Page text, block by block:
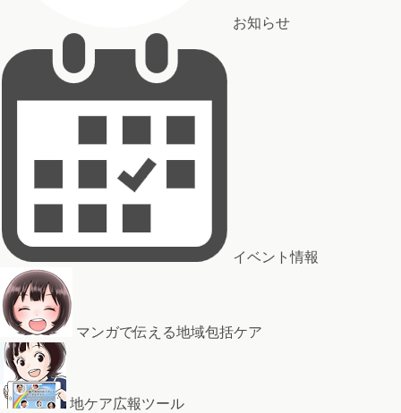
お知らせ
イベント情報
マンガで伝える地域包括ケア
地ケア広報ツール